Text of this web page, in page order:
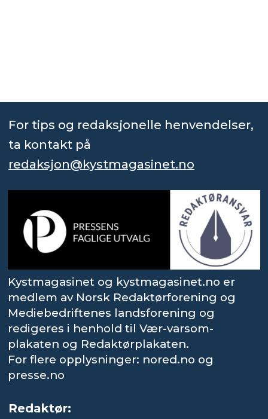
For tips og redaksjonelle henvendelser,
ta kontakt på
redaksjon@kystmagasinet.no
Kystmagasinet og kystmagasinet.no er
medlem av Norsk Redaktørforening og
Mediebedriftenes landsforening og
redigeres i henhold til Vær-varsom-
plakaten og Redaktørplakaten.
For flere opplysninger: nored.no og
presse.no
Redaktør: